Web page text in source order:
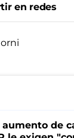
en redes
de